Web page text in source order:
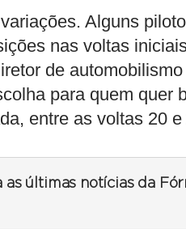
Alguns
nas voltas
de
para quem quer
entre as voltas 20 e
as últimas notícias da